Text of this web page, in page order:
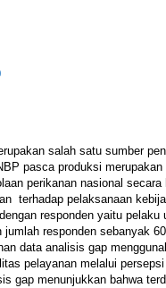
salah satu sumber
pasca produksi
perikanan nasional
terhadap pelaksanaan
responden yaitu pelaku
jumlah responden sebanyak
data analisis gap
pelayanan melalui
gap menunjukkan bahwa